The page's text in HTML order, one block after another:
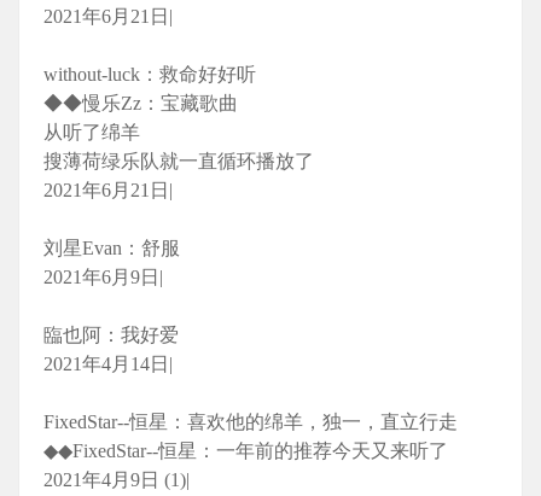
2021年6月21日|
without-luck：救命好好听
◆◆慢乐Zz：宝藏歌曲
从听了绵羊
搜薄荷绿乐队就一直循环播放了
2021年6月21日|
刘星Evan：舒服
2021年6月9日|
臨也阿：我好爱
2021年4月14日|
FixedStar--恒星：喜欢他的绵羊，独一，直立行走
◆◆FixedStar--恒星：一年前的推荐今天又来听了
2021年4月9日 (1)|